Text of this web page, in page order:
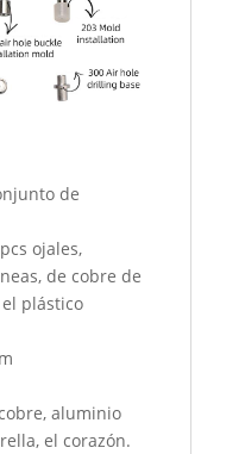
de
ojales,
de cobre de
plástico
aluminio
el corazón.